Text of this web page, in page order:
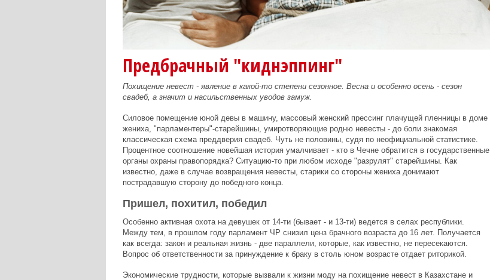
Предбрачный "киднэппинг"
Похищение невест - явление в какой-то степени сезонное. Весна и особенно осень - сезон
свадеб, а значит и насильственных уводов замуж.
Силовое помещение юной девы в машину, массовый женский прессинг плачущей пленницы в доме
жениха, "парламентеры"-старейшины, умиротворяющие родню невесты - до боли знакомая
классическая схема преддверия свадеб. Чуть не половины, судя по неофициальной статистике.
Процентное соотношение новейшая история умалчивает - кто в Чечне обратится в государственные
органы охраны правопорядка? Ситуацию-то при любом исходе "разрулят" старейшины. Как
известно, даже в случае возвращения невесты, старики со стороны жениха донимают
пострадавшую сторону до победного конца.
Пришел, похитил, победил
Особенно активная охота на девушек от 14-ти (бывает - и 13-ти) ведется в селах республики.
Между тем, в прошлом году парламент ЧР снизил ценз брачного возраста до 16 лет. Получается
как всегда: закон и реальная жизнь - две параллели, которые, как известно, не пересекаются.
Вопрос об ответственности за принуждение к браку в столь юном возрасте отдает риторикой.
Экономические трудности, которые вызвали к жизни моду на похищение невест в Казахстане и